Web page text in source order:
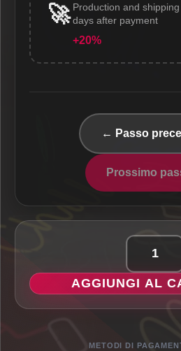
🚀 Production and
days after payment
+20%
← Passo
Prossimo
Air
-
Insegna
Classic
AGGIUNGI AL
METODI DI